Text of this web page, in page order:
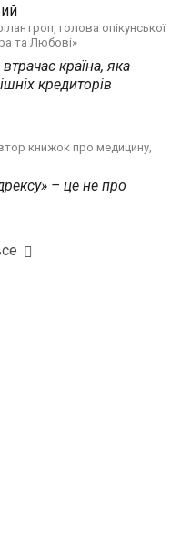
голова опікунської
та Любові»
країна, яка
кредиторів
книжок про медицину,
– це не про